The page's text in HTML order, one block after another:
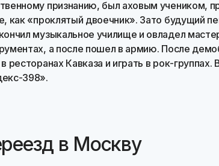
признанию, был аховым учеником,
как «проклятый двоечник». Зато будущий
музыкальное училище и овладел
а после пошел в армию. После
ресторанах Кавказа и играть в рок-
398».
в Москву